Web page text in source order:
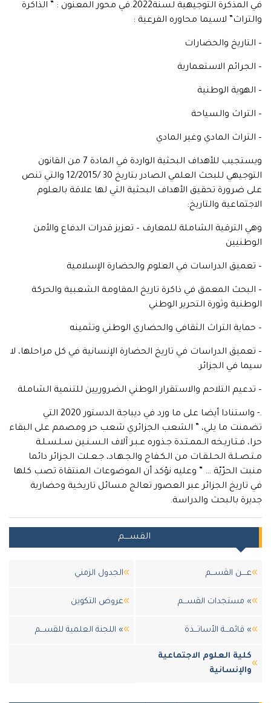
في المذكرة التوجيهية لسنة2022.في محور المعنون : ” الذاكرة
والتراث” لاسيما محاوره الفرعية :
– التاريخ والحضارات
– الجرائم الاستعمارية
– الهوية الوطنية
– التراث والسياحة
– التراث المادي وغير المادي
ويستجيب للأهداف البحثية الواردة في المادة 7 من القانون
التوجيهي للبحث العلمي الصادر بتاريخ 30 /12/2015 والتي تنص
على ضرورة تحقيق الأهداف البحثية التي لها علاقة بالعلوم
الاجتماعية والتاريخ:
وهي الترقية الشاملة للمعارف – تعزيز قدرات الدفاع والأمن
الوطنيين
– تعميق الدراسات في العلوم والحضارة الإسلامية
– البحث المعمق في ذاكرة تاريخ المقاومة الشعبية والحركة
الوطنية وثورة التحرير الوطني
– حماية التراث الثقافي والحضاري الوطني وتثمينه
– تعميق الدراسات في تاريخ الحضارة الإنسانية في كل مراحلها، لا
سيما في الجزائر.
– تدعيم التلاحم والاستقرار الوطني الضروريين للتنمية الشاملة
.- واستنادا أيضا على ما ورد في ديباجة الدستور 2020 التي
تضمنت ما يلي، ” الشعب الجزائري شعب حر ومصمم على البقاء
حرا، فـتـاريـخه الـممـتـدة جـذوره عـبـر آلاف الـسـنـين سـلـسـلـة
مـتـصـلـة الحـلـقـات من الـكـفاح والجـهـاد، جـعـلت الجزائر دائما
منبت الحرّيّة … ” وعليه نؤكد أن الموضوعات المنتقاة تصب كلها
في تاريخ الجزائر عبر العصور تعالج مسائل تاريخية وحضارية
جديرة بالبحث والدراسة.
القســــم
عــــن القســـم الجدول الزمني
» مستجدات القســـم عروض التكوين
» قائمـــة الأساتـــذة » اللجنة العلمية للقســـم
كلية العلوم الاجتماعية
والإنسانية